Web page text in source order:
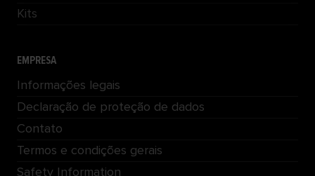
Kits
EMPRESA
Informações legais
Declaração de proteção de dados
Contato
Termos e condições gerais
Safety Information